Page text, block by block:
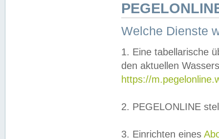
Welche Dienste
1. Eine tabellarische
den aktuellen
https://
2. PEGELONLINE
3. Einrichten eines